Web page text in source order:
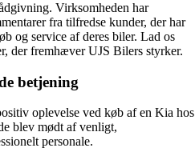
Virksomheden har
fra tilfredse kunder, der har
og service af deres biler. Lad os
der fremhæver UJS Bilers styrker.
betjening
oplevelse ved køb af en Kia hos
blev mødt af venligt,
personale.